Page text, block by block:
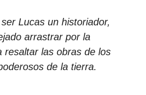
Lucas un historiador,
arrastrar por la
resaltar las obras de los
de la tierra.